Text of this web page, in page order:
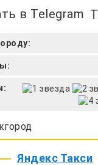
Яндекс Такси